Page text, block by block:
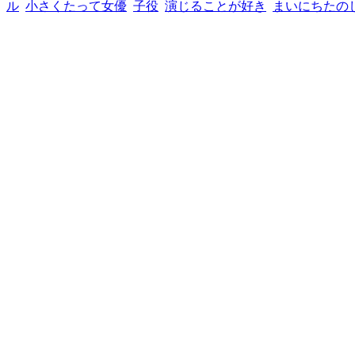
ル 小さくたって女優 子役 演じることが好き まいにちたの